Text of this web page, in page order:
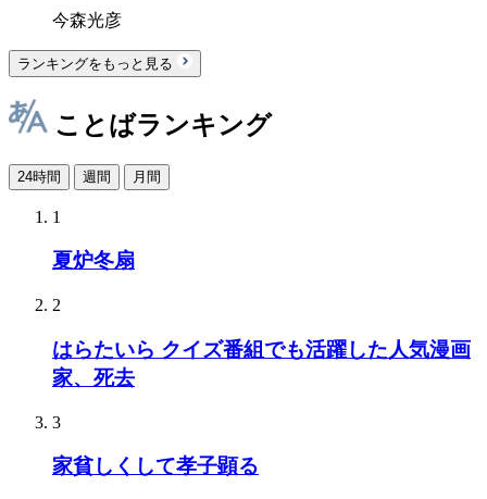
今森光彦
ランキングをもっと見る
ことばランキング
24時間 週間 月間
1
夏炉冬扇
2
はらたいら クイズ番組でも活躍した人気漫画
家、死去
3
家貧しくして孝子顕る